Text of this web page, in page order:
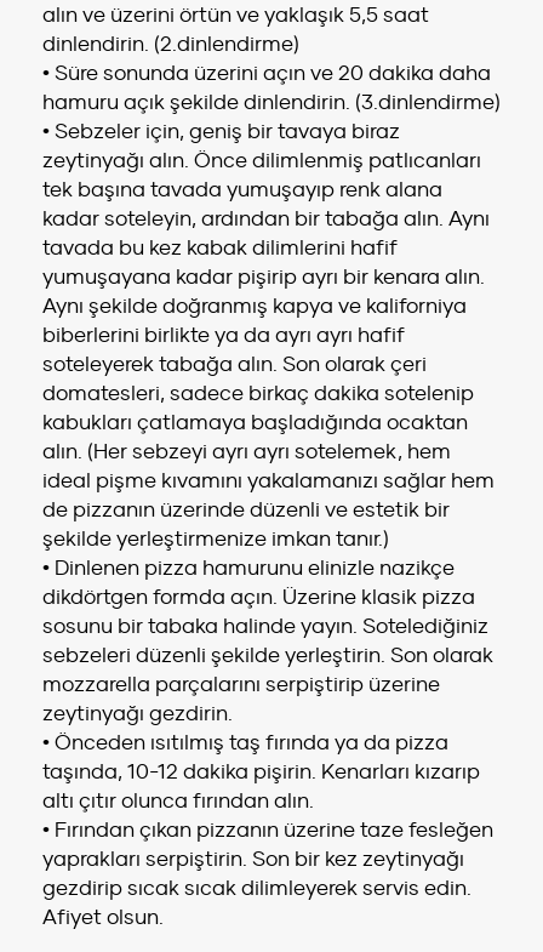
alın ve üzerini örtün ve yaklaşık 5,5 saat
dinlendirin. (2.dinlendirme)
• Süre sonunda üzerini açın ve 20 dakika daha
hamuru açık şekilde dinlendirin. (3.dinlendirme)
• Sebzeler için, geniş bir tavaya biraz
zeytinyağı alın. Önce dilimlenmiş patlıcanları
tek başına tavada yumuşayıp renk alana
kadar soteleyin, ardından bir tabağa alın. Aynı
tavada bu kez kabak dilimlerini hafif
yumuşayana kadar pişirip ayrı bir kenara alın.
Aynı şekilde doğranmış kapya ve kaliforniya
biberlerini birlikte ya da ayrı ayrı hafif
soteleyerek tabağa alın. Son olarak çeri
domatesleri, sadece birkaç dakika sotelenip
kabukları çatlamaya başladığında ocaktan
alın. (Her sebzeyi ayrı ayrı sotelemek, hem
ideal pişme kıvamını yakalamanızı sağlar hem
de pizzanın üzerinde düzenli ve estetik bir
şekilde yerleştirmenize imkan tanır.)
• Dinlenen pizza hamurunu elinizle nazikçe
dikdörtgen formda açın. Üzerine klasik pizza
sosunu bir tabaka halinde yayın. Sotelediğiniz
sebzeleri düzenli şekilde yerleştirin. Son olarak
mozzarella parçalarını serpiştirip üzerine
zeytinyağı gezdirin.
• Önceden ısıtılmış taş fırında ya da pizza
taşında, 10-12 dakika pişirin. Kenarları kızarıp
altı çıtır olunca fırından alın.
• Fırından çıkan pizzanın üzerine taze fesleğen
yaprakları serpiştirin. Son bir kez zeytinyağı
gezdirip sıcak sıcak dilimleyerek servis edin.
Afiyet olsun.